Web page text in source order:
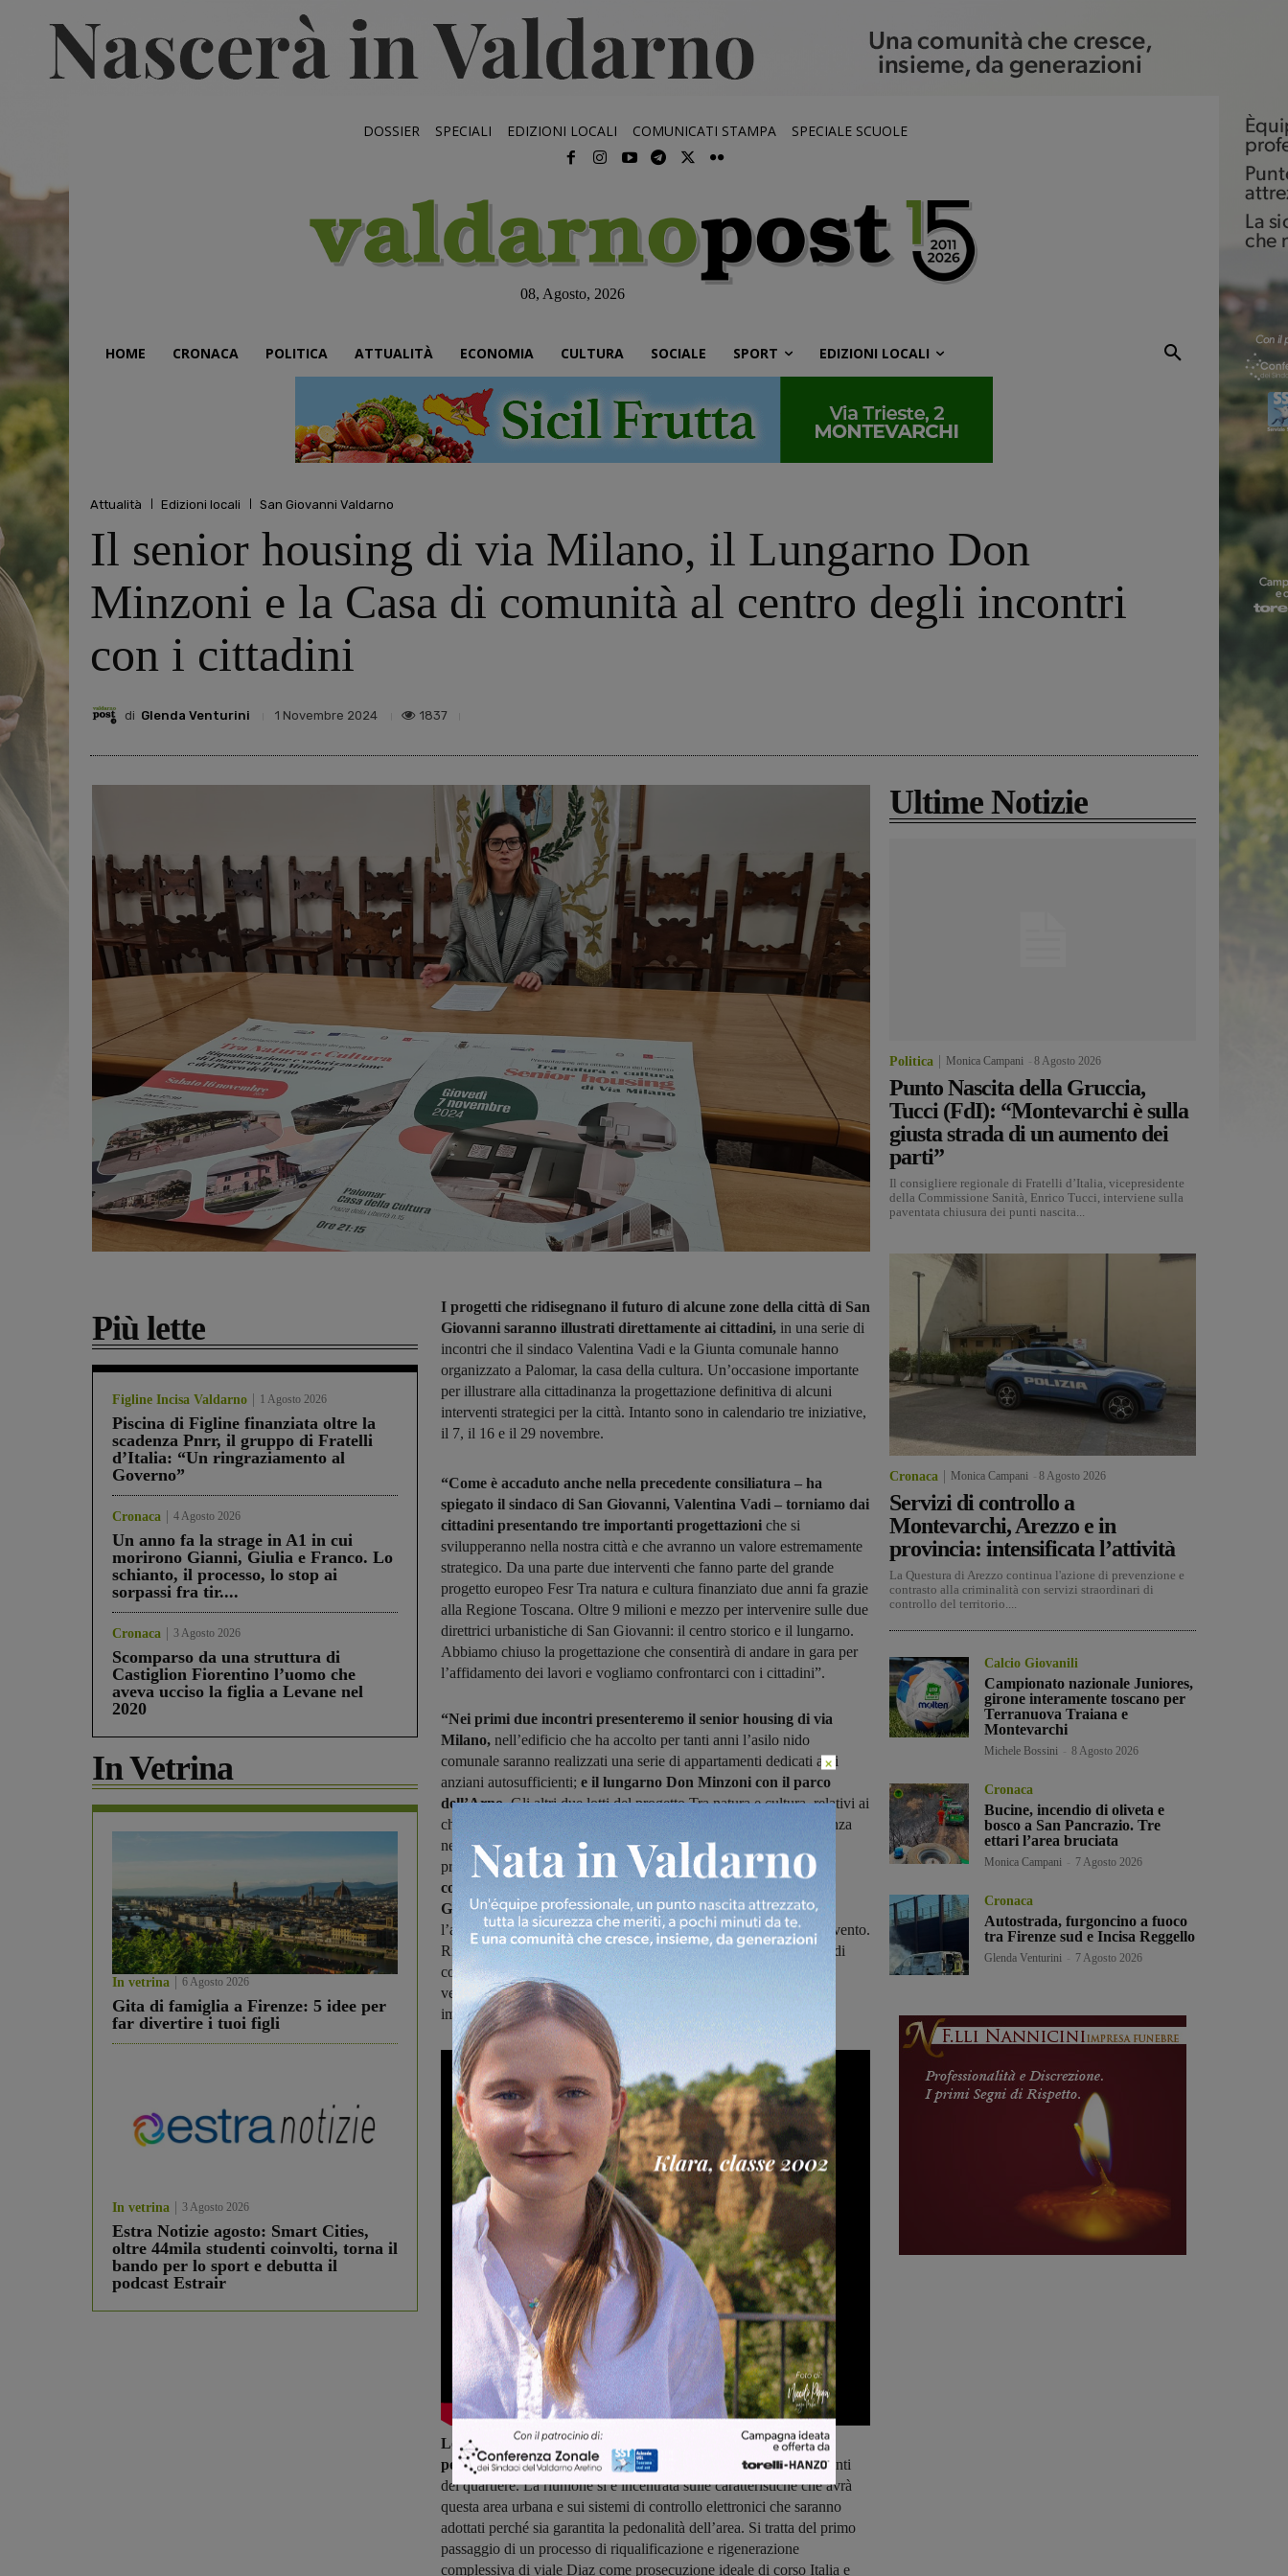
DOSSIER SPECIALI EDIZIONI LOCALI COMUNICATI STAMPA SPECIALE SCUOLE
08, Agosto, 2026
HOME CRONACA POLITICA ATTUALITÀ ECONOMIA CULTURA SOCIALE SPORT EDIZIONI LOCALI
Attualità Edizioni locali San Giovanni Valdarno
Il senior housing di via Milano, il Lungarno Don
Minzoni e la Casa di comunità al centro degli incontri
con i cittadini
di Glenda Venturini 1 Novembre 2024 1837
Più lette
Figline Incisa Valdarno 1 Agosto 2026
Piscina di Figline finanziata oltre la
scadenza Pnrr, il gruppo di Fratelli
d’Italia: “Un ringraziamento al
Governo”
Cronaca 4 Agosto 2026
Un anno fa la strage in A1 in cui
morirono Gianni, Giulia e Franco. Lo
schianto, il processo, lo stop ai
sorpassi fra tir....
Cronaca 3 Agosto 2026
Scomparso da una struttura di
Castiglion Fiorentino l’uomo che
aveva ucciso la figlia a Levane nel
2020
In Vetrina
In vetrina 6 Agosto 2026
Gita di famiglia a Firenze: 5 idee per
far divertire i tuoi figli
In vetrina 3 Agosto 2026
Estra Notizie agosto: Smart Cities,
oltre 44mila studenti coinvolti, torna il
bando per lo sport e debutta il
podcast Estrair
I progetti che ridisegnano il futuro di alcune zone della città di San
Giovanni saranno illustrati direttamente ai cittadini, in una serie di
incontri che il sindaco Valentina Vadi e la Giunta comunale hanno
organizzato a Palomar, la casa della cultura. Un’occasione importante
per illustrare alla cittadinanza la progettazione definitiva di alcuni
interventi strategici per la città. Intanto sono in calendario tre iniziative,
il 7, il 16 e il 29 novembre.
“Come è accaduto anche nella precedente consiliatura – ha
spiegato il sindaco di San Giovanni, Valentina Vadi – torniamo dai
cittadini presentando tre importanti progettazioni che si
svilupperanno nella nostra città e che avranno un valore estremamente
strategico. Da una parte due interventi che fanno parte del grande
progetto europeo Fesr Tra natura e cultura finanziato due anni fa grazie
alla Regione Toscana. Oltre 9 milioni e mezzo per intervenire sulle due
direttrici urbanistiche di San Giovanni: il centro storico e il lungarno.
Abbiamo chiuso la progettazione che consentirà di andare in gara per
l’affidamento dei lavori e vogliamo confrontarci con i cittadini”.
“Nei primi due incontri presenteremo il senior housing di via
Milano, nell’edificio che ha accolto per tanti anni l’asilo nido
comunale saranno realizzati una serie di appartamenti dedicati agli
anziani autosufficienti; e il lungarno Don Minzoni con il parco
dell’Arno.Gli altri due lotti del progetto Tra natura e cultura, relativi ai
chiassi e a palazzo Corboli, saranno invece illustrati alla cittadinanza
nei primi mesi del prossimo anno. Ultimo appuntamento sarà la
presentazione, con l’inizio dei lavori del cantiere, della casa di
comunità Hub che sorgerà a San Giovanni Valdarno in viale
Gramscigrazie ad un finanziamento Pnrr. Sarà presente anche
l’azienda Asl Toscana sud est che è il soggetto attuatore dell’intervento.
Ringrazio la Regione Toscana, poiché, sia i fondi Pnrr della casa di
comunità Hub sia i fondi europei del progetto Por Fesr sono stati
veicolati dalla Regione, grazie alla sua capacità di intercettare
importanti finanziamenti destinati agli enti locali”.
Lo scorso 16 ottobre era già stata presentata la nuova area
pedonale urbana di viale Diaz,in un incontro riservato ai residenti
del quartiere. La riunione si è incentrata sulle caratteristiche che avrà
questa area urbana e sui sistemi di controllo elettronici che saranno
adottati perché sia garantita la pedonalità dell’area. Si tratta del primo
passaggio di un processo di riqualificazione e rigenerazione
complessiva di viale Diaz come prosecuzione ideale di corso Italia e
Ultime Notizie
Politica Monica Campani 8 Agosto 2026
Punto Nascita della Gruccia,
Tucci (FdI): “Montevarchi è sulla
giusta strada di un aumento dei
parti”
Il consigliere regionale di Fratelli d’Italia, vicepresidente
della Commissione Sanità, Enrico Tucci, interviene sulla
paventata chiusura dei punti nascita...
Cronaca Monica Campani 8 Agosto 2026
Servizi di controllo a
Montevarchi, Arezzo e in
provincia: intensificata l’attività
La Questura di Arezzo continua l'azione di prevenzione e
contrasto alla criminalità con servizi straordinari di
controllo del territorio....
Calcio Giovanili
Campionato nazionale Juniores,
girone interamente toscano per
Terranuova Traiana e
Montevarchi
Michele Bossini 8 Agosto 2026
Cronaca
Bucine, incendio di oliveta e
bosco a San Pancrazio. Tre
ettari l’area bruciata
Monica Campani 7 Agosto 2026
Cronaca
Autostrada, furgoncino a fuoco
tra Firenze sud e Incisa Reggello
Glenda Venturini 7 Agosto 2026
×